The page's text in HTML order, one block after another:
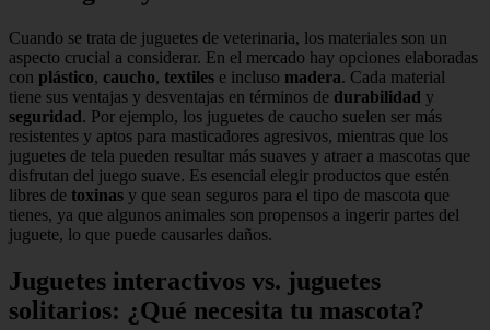
Cuando se trata de juguetes de veterinaria, los materiales son un
aspecto crucial a considerar. En el mercado hay opciones elaboradas
con plástico, caucho, textiles e incluso madera. Cada material
tiene sus ventajas y desventajas en términos de durabilidad y
seguridad. Por ejemplo, los juguetes de caucho suelen ser más
resistentes y aptos para masticadores agresivos, mientras que los
juguetes de tela pueden resultar más suaves y atraer a mascotas que
disfrutan del juego suave. Es esencial elegir productos que estén
libres de toxinas y que sean seguros para el tipo de mascota que
tienes, ya que algunos animales son propensos a ingerir partes del
juguete, lo que puede causarles daños.
Juguetes interactivos vs. juguetes
solitarios: ¿Qué necesita tu mascota?